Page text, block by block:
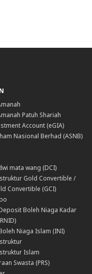
Patuh Shariah
Account (eGIA)
Nasional Berhad (ASNB)
mata wang (DCI)
Gold Convertible /
Convertible (GCI)
Boleh Niaga Kadar
Niaga Islam (INI)
Islam
Swasta (PRS)